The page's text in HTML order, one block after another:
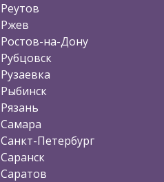
Реутов
Ржев
Ростов-на-Дону
Рубцовск
Рузаевка
Рыбинск
Рязань
Самара
Санкт-Петербург
Саранск
Саратов